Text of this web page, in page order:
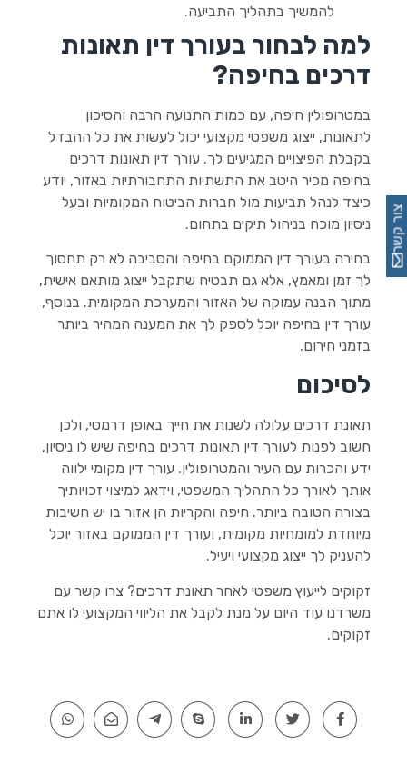
להמשיך בתהליך התביעה.
למה לבחור בעורך דין תאונות
דרכים בחיפה?
במטרופולין חיפה, עם כמות התנועה הרבה והסיכון
לתאונות, ייצוג משפטי מקצועי יכול לעשות את כל ההבדל
בקבלת הפיצויים המגיעים לך. עורך דין תאונות דרכים
בחיפה מכיר היטב את התשתיות התחבורתיות באזור, יודע
כיצד לנהל תביעות מול חברות הביטוח המקומיות ובעל
ניסיון מוכח בניהול תיקים בתחום.
בחירה בעורך דין הממוקם בחיפה והסביבה לא רק תחסוך
לך זמן ומאמץ, אלא גם תבטיח שתקבל ייצוג מותאם אישית,
מתוך הבנה עמוקה של האזור והמערכת המקומית. בנוסף,
עורך דין בחיפה יוכל לספק לך את המענה המהיר ביותר
בזמני חירום.
לסיכום
תאונת דרכים עלולה לשנות את חייך באופן דרמטי, ולכן
חשוב לפנות לעורך דין תאונות דרכים בחיפה שיש לו ניסיון,
ידע והכרות עם העיר והמטרופולין. עורך דין מקומי ילווה
אותך לאורך כל התהליך המשפטי, וידאג למיצוי זכויותיך
בצורה הטובה ביותר. חיפה והקריות הן אזור בו יש חשיבות
מיוחדת למומחיות מקומית, ועורך דין הממוקם באזור יוכל
להעניק לך ייצוג מקצועי ויעיל.
זקוקים לייעוץ משפטי לאחר תאונת דרכים? צרו קשר עם
משרדנו עוד היום על מנת לקבל את הליווי המקצועי לו אתם
זקוקים.
צור קשר